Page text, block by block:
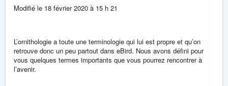
Modifié le 18 février 2020 à 15 h 21
L’ornithologie a toute une terminologie qui lui est propre et qu’on
retrouve donc un peu partout dans eBird. Nous avons défini pour
vous quelques termes importants que vous pourrez rencontrer à
l’avenir.